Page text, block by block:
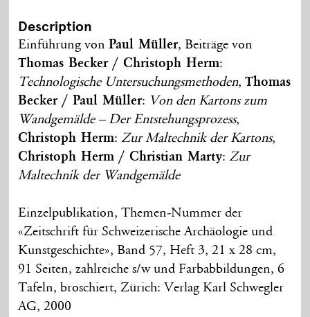
Description
Einführung vonPaul Müller, Beiträge von
Thomas Becker / Christoph Herm:
Technologische Untersuchungsmethoden,Thomas
Becker / Paul Müller: Von den Kartons zum
Wandgemälde – Der Entstehungsprozess,
Christoph Herm:Zur Maltechnik der Kartons,
Christoph Herm / Christian Marty:Zur
Maltechnik der Wandgemälde
Einzelpublikation, Themen-Nummer der
«Zeitschrift für Schweizerische Archäologie und
Kunstgeschichte», Band 57, Heft 3, 21 x 28 cm,
91 Seiten, zahlreiche s/w und Farbabbildungen, 6
Tafeln, broschiert, Zürich: Verlag Karl Schwegler
AG, 2000